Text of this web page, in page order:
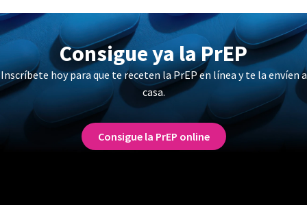
Consigue ya la PrEP
Inscríbete hoy para que te receten la PrEP en línea y te la envíen a
casa.
Consigue la PrEP online